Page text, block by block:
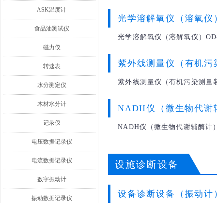
ASK温度计
食品油测试仪
磁力仪
转速表
水分测定仪
木材水分计
记录仪
电压数据记录仪
电流数据记录仪
数字振动计
振动数据记录仪
光学溶解氧仪（溶氧仪
光学溶解氧仪（溶解氧仪）
紫外线测量仪（有机污
紫外线测量仪（有机污染测量
NADH仪（微生物代谢
NADH仪（微生物代谢辅酶计
设施诊断设备
设备诊断设备（振动计